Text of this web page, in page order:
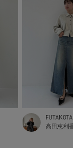
高田恵利